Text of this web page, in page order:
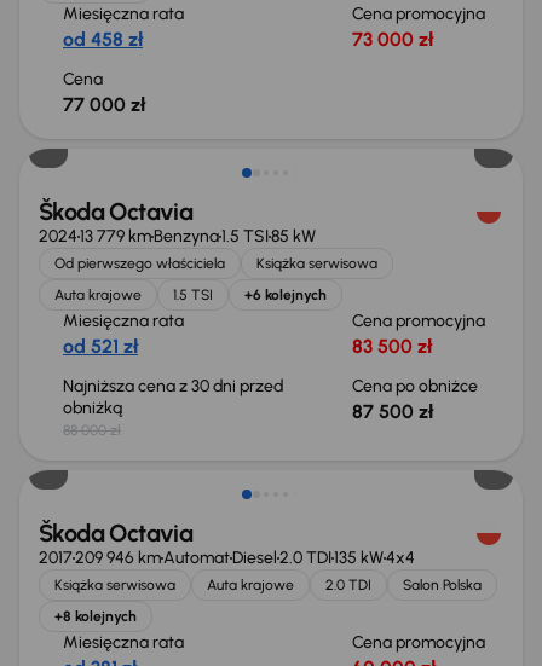
Miesięczna rata
od 458 zł
Cena promocyjna
73 000 zł
Cena
77 000 zł
Škoda Octavia
202413 779 kmBenzyna1.5 TSI85 kW
Od pierwszego właściciela
Książka serwisowa
Auta krajowe
1.5 TSI +6 kolejnych
Miesięczna rata
od 521 zł
Cena promocyjna
83 500 zł
Najniższa cena z 30 dni przed
obniżką
88 000 zł
Cena po obniżce
87 500 zł
Škoda Octavia
2017209 946 kmAutomatDiesel2.0 TDI135 kW4x4
Książka serwisowa Auta krajowe 2.0 TDI
Salon Polska
+8 kolejnych
Miesięczna rata Cena promocyjna